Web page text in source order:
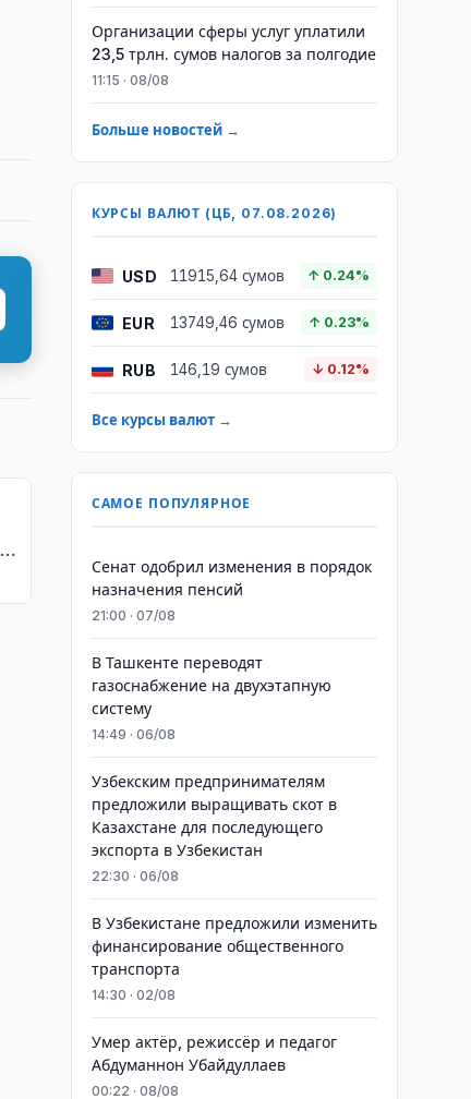
Организации сферы услуг уплатили
23,5 трлн. сумов налогов за полгодие
11:15 · 08/08
Больше новостей →
КУРСЫ ВАЛЮТ (ЦБ, 07.08.2026)
USD 11915,64 сумов ↑ 0.24%
EUR 13749,46 сумов ↑ 0.23%
RUB 146,19 сумов ↓ 0.12%
Все курсы валют →
САМОЕ ПОПУЛЯРНОЕ
Сенат одобрил изменения в порядок
назначения пенсий
21:00 · 07/08
В Ташкенте переводят
газоснабжение на двухэтапную
систему
14:49 · 06/08
Узбекским предпринимателям
предложили выращивать скот в
Казахстане для последующего
экспорта в Узбекистан
22:30 · 06/08
В Узбекистане предложили изменить
финансирование общественного
транспорта
14:30 · 02/08
Умер актёр, режиссёр и педагог
Абдуманнон Убайдуллаев
00:22 · 08/08